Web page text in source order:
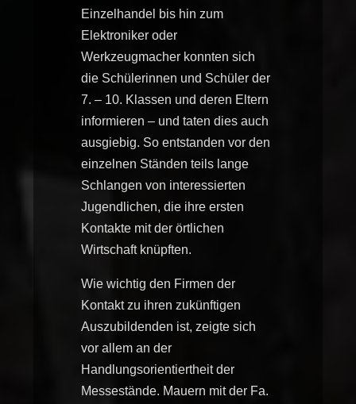
Einzelhandel bis hin zum
Elektroniker oder
Werkzeugmacher konnten sich
die Schülerinnen und Schüler der
7. – 10. Klassen und deren Eltern
informieren – und taten dies auch
ausgiebig. So entstanden vor den
einzelnen Ständen teils lange
Schlangen von interessierten
Jugendlichen, die ihre ersten
Kontakte mit der örtlichen
Wirtschaft knüpften.
Wie wichtig den Firmen der
Kontakt zu ihren zukünftigen
Auszubildenden ist, zeigte sich
vor allem an der
Handlungsorientiertheit der
Messestände. Mauern mit der Fa.